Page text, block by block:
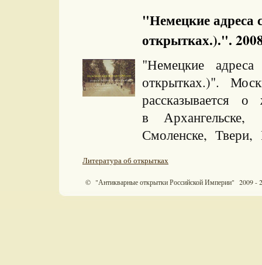
"Немецкие адреса
открытках.).".
"Немецкие
открытках.)".
рассказывается
в
Смоленске, Твери,
Литература об открытках
© "Антикварные открытки Российской Империи" 2009 -